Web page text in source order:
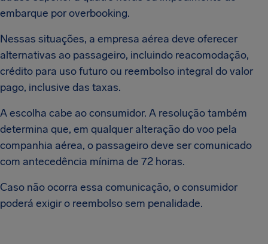
embarque por overbooking.
Nessas situações, a empresa aérea deve oferecer
alternativas ao passageiro, incluindo reacomodação,
crédito para uso futuro ou reembolso integral do valor
pago, inclusive das taxas.
A escolha cabe ao consumidor. A resolução também
determina que, em qualquer alteração do voo pela
companhia aérea, o passageiro deve ser comunicado
com antecedência mínima de 72 horas.
Caso não ocorra essa comunicação, o consumidor
poderá exigir o reembolso sem penalidade.